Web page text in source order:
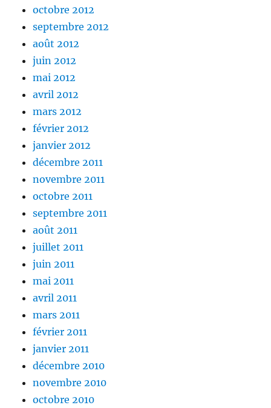
octobre 2012
septembre 2012
août 2012
juin 2012
mai 2012
avril 2012
mars 2012
février 2012
janvier 2012
décembre 2011
novembre 2011
octobre 2011
septembre 2011
août 2011
juillet 2011
juin 2011
mai 2011
avril 2011
mars 2011
février 2011
janvier 2011
décembre 2010
novembre 2010
octobre 2010